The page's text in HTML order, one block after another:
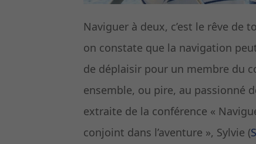
Naviguer à deux, c’est le rêve de
on constate que la navigation
de déplaisir pour un membre du
ensemble, ou pire, au passionné
extraite de la conférence «
conjoint dans l’aventure », Sylvie (